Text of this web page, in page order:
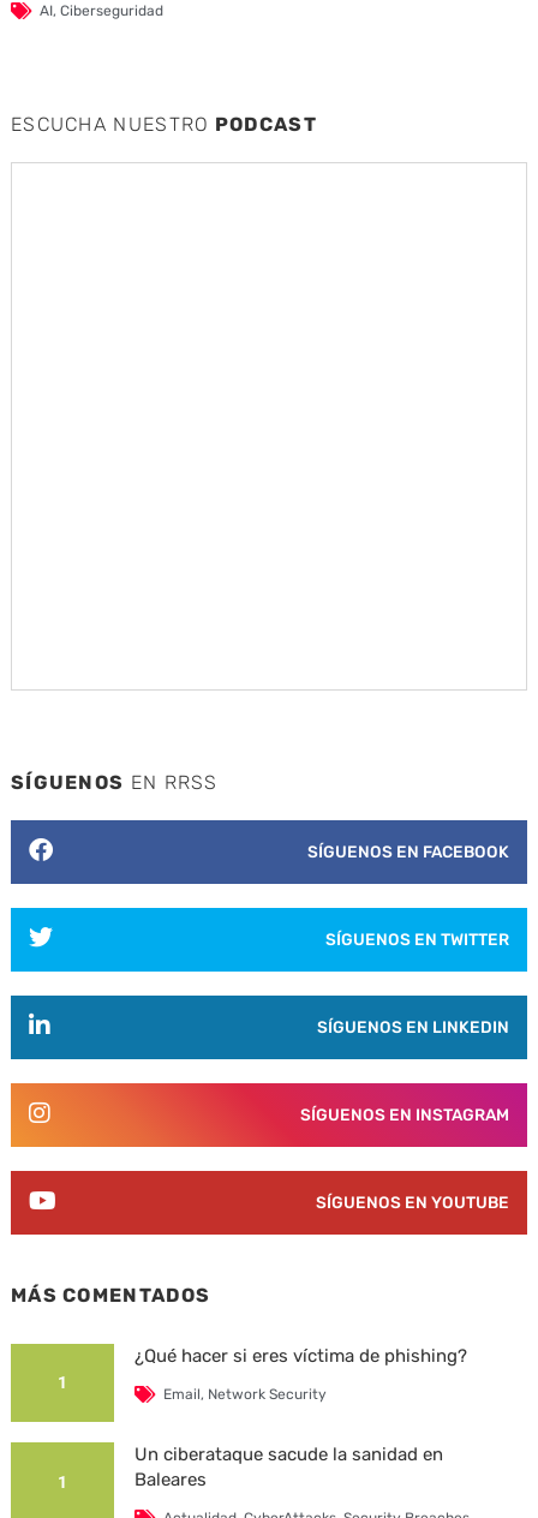
AI, Ciberseguridad
ESCUCHA NUESTRO PODCAST
SÍGUENOS EN RRSS
SÍGUENOS EN FACEBOOK
SÍGUENOS EN TWITTER
SÍGUENOS EN LINKEDIN
SÍGUENOS EN INSTAGRAM
SÍGUENOS EN YOUTUBE
MÁS COMENTADOS
1
¿Qué hacer si eres víctima de phishing?
Email, Network Security
1
Un ciberataque sacude la sanidad en
Baleares